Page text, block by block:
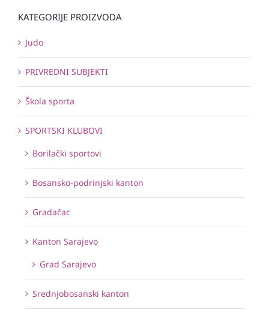
KATEGORIJE PROIZVODA
Judo
PRIVREDNI SUBJEKTI
Škola sporta
SPORTSKI KLUBOVI
Borilački sportovi
Bosansko-podrinjski kanton
Gradačac
Kanton Sarajevo
Grad Sarajevo
Srednjobosanski kanton